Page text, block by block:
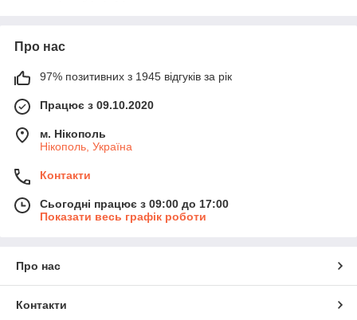
Про нас
97% позитивних з 1945 відгуків за рік
Працює з 09.10.2020
м. Нікополь
Нікополь, Україна
Контакти
Сьогодні працює з 09:00 до 17:00
Показати весь графік роботи
Про нас
Контакти